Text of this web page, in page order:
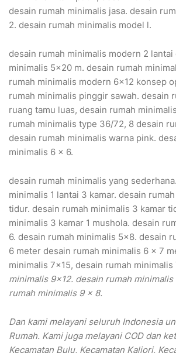
desain rumah minimalis jasa. desain
2. desain rumah minimalis model l.
desain rumah minimalis modern 2 lantai
minimalis 5×20 m. desain rumah
rumah minimalis modern 6×12 konsep
rumah minimalis pinggir sawah. desain
ruang tamu luas, desain rumah
rumah minimalis type 36/72, 8 desain
desain rumah minimalis warna pink.
minimalis 6 x 6.
desain rumah minimalis yang
minimalis 1 lantai 3 kamar. desain
tidur. desain rumah minimalis 3 kamar
minimalis 3 kamar 1 mushola. desain
6. desain rumah minimalis 5×8. desain
6 meter desain rumah minimalis 6 x 7
minimalis 7×15, desain rumah minimalis
minimalis 9×12. desain rumah minimalis
rumah minimalis 9 x 8.
Dan kami melayani seluruh Indonesia
Rumah. Kami juga melayani COD dan
Kecamatan Bulu, Kecamatan Kaliori,